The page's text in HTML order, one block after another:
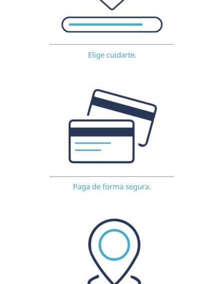
Elige cuidarte.
Paga de forma segura.